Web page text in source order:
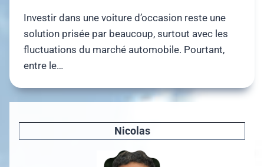
Investir dans une voiture d’occasion reste une
solution prisée par beaucoup, surtout avec les
fluctuations du marché automobile. Pourtant,
entre le…
Nicolas